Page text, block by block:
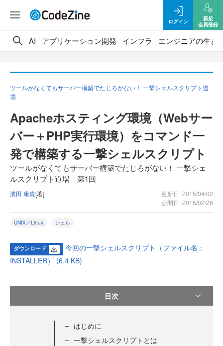
ログイン
新規
会員登録
AI アプリケーション開発 インフラ エンジニアの生き
ツールがなくてもサーバー構築でたじろがない！ 一撃シェルスクリプト道
場
Apacheホスティング環境（Webサー
バー＋PHP実行環境）をコマンド一
発で構築する一撃シェルスクリプト
ツールがなくてもサーバー構築でたじろがない！ 一撃シェ
ルスクリプト道場 第1回
濱田 康貴[著]
更新日: 2015/04/02
公開日: 2015/02/26
UNIX／Linux シェル
ダウンロード
今回の一撃シェルスクリプト（ファイル名：
INSTALLER） (6.4 KB)
目次
はじめに
一撃シェルスクリプトとは